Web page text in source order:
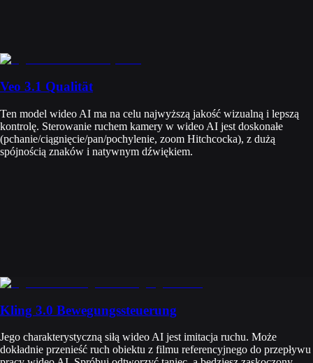
Veo 3.1 Qualität
Ten model wideo AI ma na celu najwyższą jakość wizualną i lepszą
kontrolę. Sterowanie ruchem kamery w wideo AI jest doskonałe
(pchanie/ciągnięcie/pan/pochylenie, zoom Hitchcocka), z dużą
spójnością znaków i natywnym dźwiękiem.
Kling 3.0 Bewegungssteuerung
Jego charakterystyczną siłą wideo AI jest imitacja ruchu. Może
dokładnie przenieść ruch obiektu z filmu referencyjnego do przepływu